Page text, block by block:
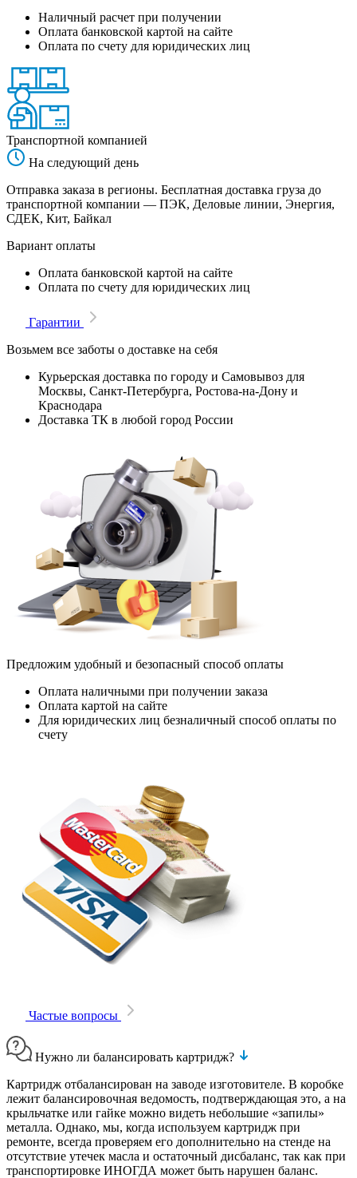
Наличный расчет при получении
Оплата банковской картой на сайте
Оплата по счету для юридических лиц
Транспортной компанией
На следующий день
Отправка заказа в регионы. Бесплатная доставка груза до
транспортной компании — ПЭК, Деловые линии, Энергия,
СДЕК, Кит, Байкал
Вариант оплаты
Оплата банковской картой на сайте
Оплата по счету для юридических лиц
Гарантии
Возьмем все заботы о доставке на себя
Курьерская доставка по городу и Самовывоз для
Москвы, Санкт-Петербурга, Ростова-на-Дону и
Краснодара
Доставка ТК в любой город России
Предложим удобный и безопасный способ оплаты
Оплата наличными при получении заказа
Оплата картой на сайте
Для юридических лиц безналичный способ оплаты по
счету
Частые вопросы
Нужно ли балансировать картридж?
Картридж отбалансирован на заводе изготовителе. В коробке
лежит балансировочная ведомость, подтверждающая это, а на
крыльчатке или гайке можно видеть небольшие «запилы»
металла. Однако, мы, когда используем картридж при
ремонте, всегда проверяем его дополнительно на стенде на
отсутствие утечек масла и остаточный дисбаланс, так как при
транспортировке ИНОГДА может быть нарушен баланс.